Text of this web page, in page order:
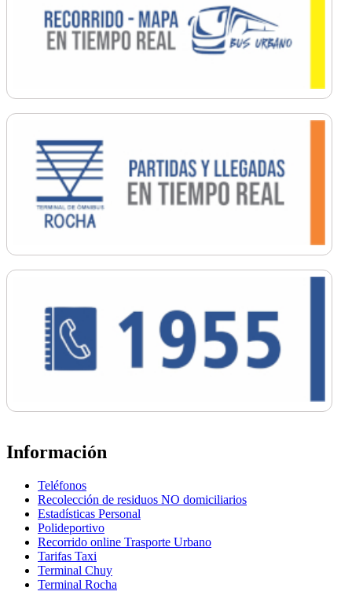
Ordenamiento
Promoción Social
Salud
Secretaría General
Información
Teléfonos
Recolección de residuos NO domiciliarios
Estadísticas Personal
Polideportivo
Recorrido online Trasporte Urbano
Tarifas Taxi
Terminal Chuy
Terminal Rocha